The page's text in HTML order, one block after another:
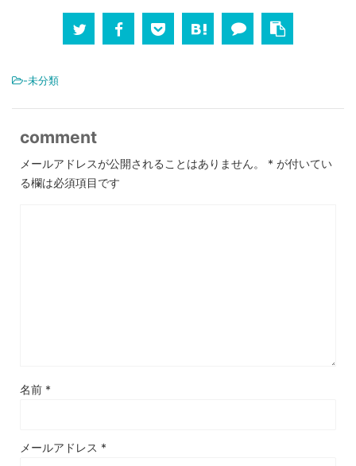
-未分類
comment
メールアドレスが公開されることはありません。 * が付いてい
る欄は必須項目です
名前 *
メールアドレス *